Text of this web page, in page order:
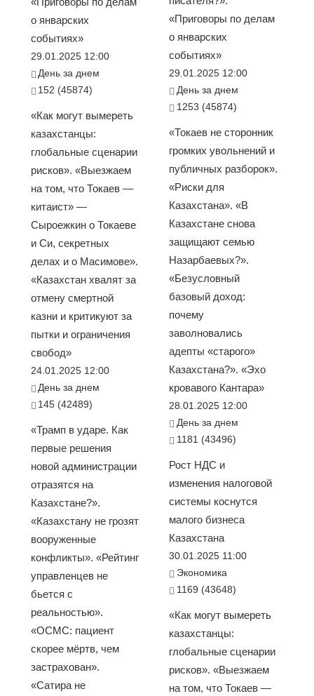
о январских
событиях»
29.01.2025 12:00
День за днем
152 (45874)
«Как могут вымереть
казахстанцы:
глобальные сценарии
рисков». «Выезжаем
на том, что Токаев —
китаист» —
Сыроежкин о Токаеве
и Си, секретных
делах и о Масимове».
«Казахстан хвалят за
отмену смертной
казни и критикуют за
пытки и ограничения
свобод»
24.01.2025 12:00
День за днем
145 (42489)
«Трамп в ударе. Как
первые решения
новой администрации
отразятся на
Казахстане?».
«Казахстану не грозят
вооруженные
конфликты». «Рейтинг
управленцев не
бьется с
реальностью».
«ОСМС: пациент
скорее мёртв, чем
застрахован».
«Сатира не
«Приговоры по делам
о январских
событиях»
29.01.2025 12:00
День за днем
1253 (45874)
«Токаев не сторонник
громких увольнений и
публичных разборок».
«Риски для
Казахстана». «В
Казахстане снова
защищают семью
Назарбаевых?».
«Безусловный
базовый доход:
почему
заволновались
адепты «старого»
Казахстана?». «Эхо
кровавого Кантара»
28.01.2025 12:00
День за днем
1181 (43496)
Рост НДС и
изменения налоговой
системы коснутся
малого бизнеса
Казахстана
30.01.2025 11:00
Экономика
1169 (43648)
«Как могут вымереть
казахстанцы:
глобальные сценарии
рисков». «Выезжаем
на том, что Токаев —